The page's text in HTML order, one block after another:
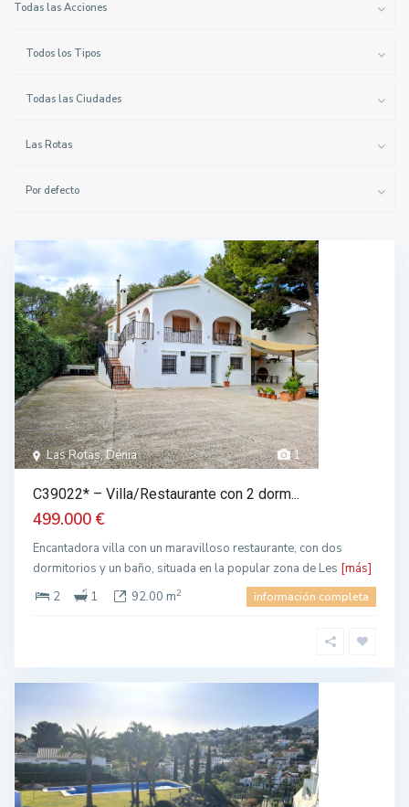
Todas las Acciones
Todos los Tipos
Todas las Ciudades
Las Rotas
Por defecto
1
Las Rotas, Dénia
C39022* – Villa/Restaurante con 2 dorm...
499.000 €
Encantadora villa con un maravilloso restaurante, con dos
dormitorios y un baño, situada en la popular zona de Les [más]
2
1 92.00 m2 información completa